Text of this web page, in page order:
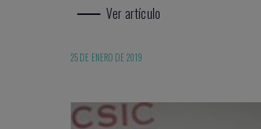
Ver artículo
25 DE ENERO DE 2019